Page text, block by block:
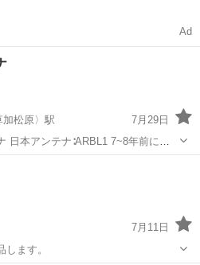
Ad
松原〉駅
7月29日
日本アンテナ∶ARBL1 7~8年前に購
した きれいな状態です
〈草加松原〉駅
7月11日
ます。